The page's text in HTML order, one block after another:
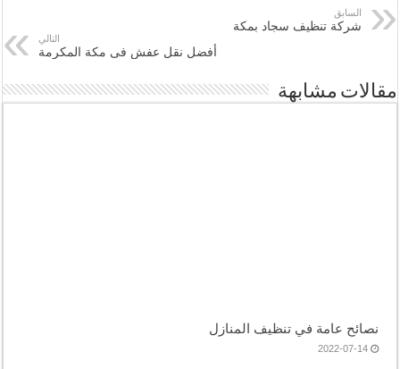
السابق
شركة تنظيف سجاد بمكة
التالي
أفضل نقل عفش فى مكة المكرمة
مقالات مشابهة
نصائح عامة في تنظيف المنازل
2022-07-14